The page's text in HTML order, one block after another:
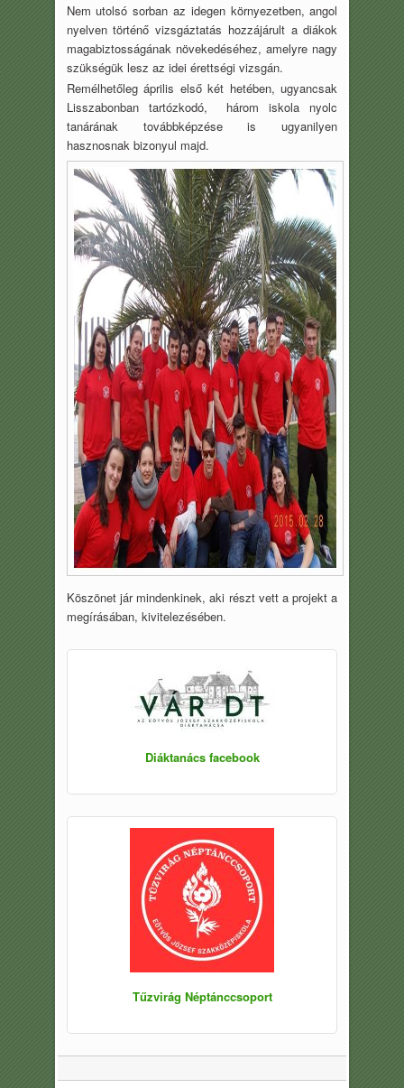
Nem utolsó sorban az idegen környezetben, angol
nyelven történő vizsgáztatás hozzájárult a diákok
magabiztosságának növekedéséhez, amelyre nagy
szükségük lesz az idei érettségi vizsgán.
Remélhetőleg április első két hetében, ugyancsak
Lisszabonban tartózkodó, három iskola nyolc
tanárának továbbképzése is ugyanilyen
hasznosnak bizonyul majd.
Köszönet jár mindenkinek, aki részt vett a projekt a
megírásában, kivitelezésében.
Diáktanács facebook
Tűzvirág Néptánccsoport